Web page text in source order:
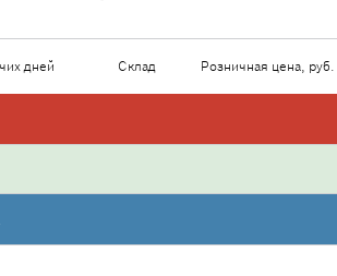
дней Склад Розничная цена, руб.